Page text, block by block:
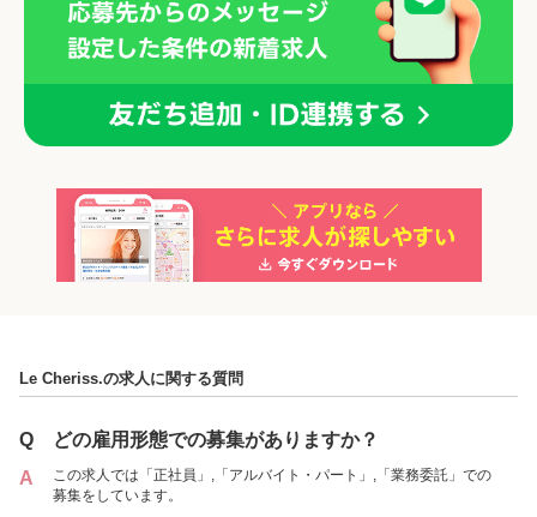
「正社員」を募集している店舗
Le Cheriss.の求人に関する質問
Q
どの雇用形態での募集がありますか？
A
この求人では「正社員」,「アルバイト・パート」,「業務委託」での
募集をしています。